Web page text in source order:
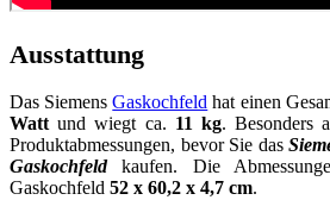
Ausstattung
Das SiemensGaskochfeld hat einen
Wattund wiegt ca. 11 kg. Besonders
Produktabmessungen, bevor Sie das
Gaskochfeldkaufen. Die
Gaskochfeld 52 x 60,2 x 4,7 cm.